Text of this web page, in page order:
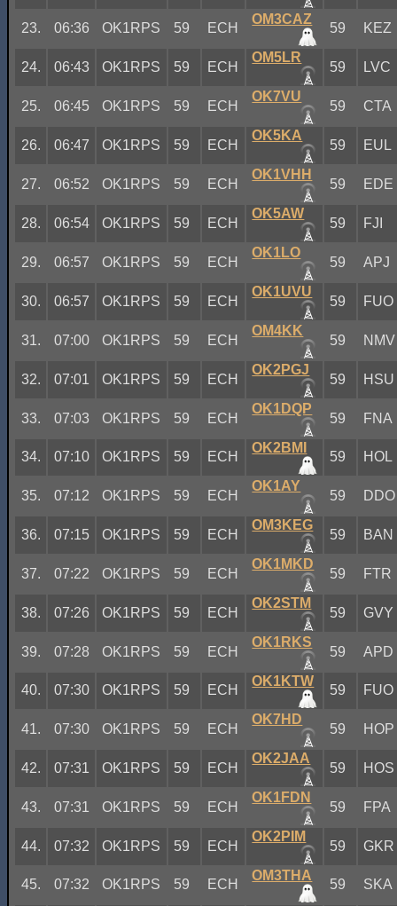
23. 06:36 OK1RPS 59 ECH
OM3CAZ
59 KEZ
24. 06:43 OK1RPS 59 ECH
OM5LR
59 LVC
25. 06:45 OK1RPS 59 ECH
OK7VU
59 CTA
26. 06:47 OK1RPS 59 ECH
OK5KA
59 EUL
27. 06:52 OK1RPS 59 ECH
OK1VHH
59 EDE
28. 06:54 OK1RPS 59 ECH
OK5AW
59 FJI
29. 06:57 OK1RPS 59 ECH
OK1LO
59 APJ
30. 06:57 OK1RPS 59 ECH
OK1UVU
59 FUO
31. 07:00 OK1RPS 59 ECH
OM4KK
59 NMV
32. 07:01 OK1RPS 59 ECH
OK2PGJ
59 HSU
33. 07:03 OK1RPS 59 ECH
OK1DQP
59 FNA
34. 07:10 OK1RPS 59 ECH
OK2BMI
59 HOL
35. 07:12 OK1RPS 59 ECH
OK1AY
59 DDO
36. 07:15 OK1RPS 59 ECH
OM3KEG
59 BAN
37. 07:22 OK1RPS 59 ECH
OK1MKD
59 FTR
38. 07:26 OK1RPS 59 ECH
OK2STM
59 GVY
39. 07:28 OK1RPS 59 ECH
OK1RKS
59 APD
40. 07:30 OK1RPS 59 ECH
OK1KTW
59 FUO
41. 07:30 OK1RPS 59 ECH
OK7HD
59 HOP
42. 07:31 OK1RPS 59 ECH
OK2JAA
59 HOS
43. 07:31 OK1RPS 59 ECH
OK1FDN
59 FPA
44. 07:32 OK1RPS 59 ECH
OK2PIM
59 GKR
45. 07:32 OK1RPS 59 ECH
OM3THA
59
SKA